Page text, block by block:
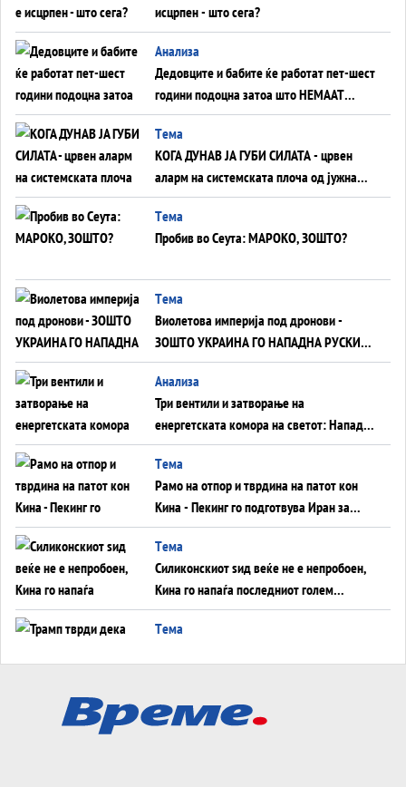
исцрпен - што сега?
Анализа
Дедовците и бабите ќе работат пет-шест
години подоцна затоа што НЕМААТ
ВНУЦИ ДА ГИ ЗАМЕНАТ
Tема
КОГА ДУНАВ ЈА ГУБИ СИЛАТА - црвен
аларм на системската плоча од јужна
Германија до Црното Море...
Tема
Пробив во Сеута: МАРОКО, ЗОШТО?
Tема
Виолетова империја под дронови -
ЗОШТО УКРАИНА ГО НАПАДНА РУСКИОТ
WILDBERRIES
Aнализа
Три вентили и затворање на
енергетската комора на светот: Нападот
во Суец најавува глобален енергетски
инфаркт?
Tема
Рамо на отпор и тврдина на патот кон
Кина - Пекинг го подготвува Иран за
американска копнена инвазија
Tема
Силиконскиот ѕид веќе не е непробоен,
Кина го напаѓа последниот голем
монопол на Западот?
Tема
Tема
ДЛАБОКО УДОЛУ: Сметководствените